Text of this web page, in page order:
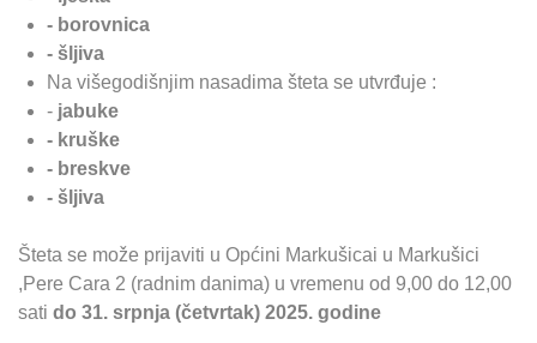
- borovnica
- šljiva
Na višegodišnjim nasadima šteta se utvrđuje :
- jabuke
- kruške
- breskve
- šljiva
Šteta se može prijaviti u Općini Markušicai u Markušici
,Pere Cara 2 (radnim danima) u vremenu od 9,00 do 12,00
sati do 31. srpnja (četvrtak) 2025. godine